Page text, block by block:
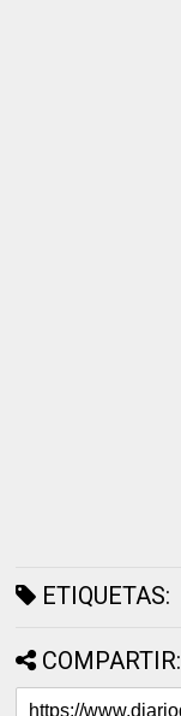
ETIQUETAS:
COMPARTIR: